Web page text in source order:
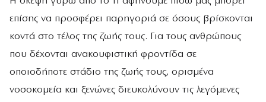
επίσης να προσφέρει παρηγοριά σε όσους βρίσκονται
κοντά στο τέλος της ζωής τους. Για τους ανθρώπους
που δέχονται ανακουφιστική φροντίδα σε
οποιοδήποτε στάδιο της ζωής τους, ορισμένα
νοσοκομεία και ξενώνες διευκολύνουν τις λεγόμενες